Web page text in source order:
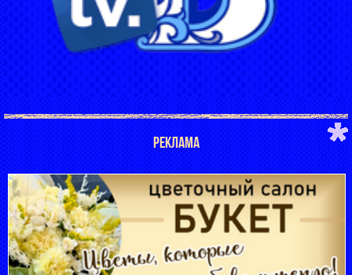
РЕКЛАМА